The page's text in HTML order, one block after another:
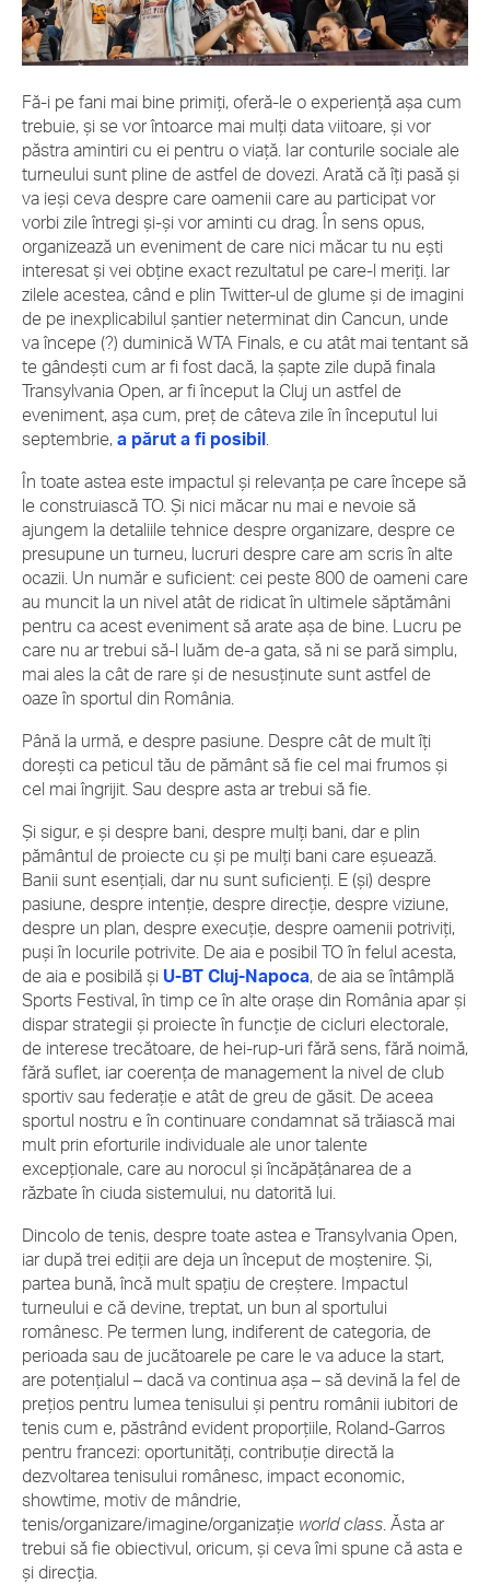
Fă-i pe fani mai bine primiți, oferă-le o experiență așa cum
trebuie, și se vor întoarce mai mulți data viitoare, și vor
păstra amintiri cu ei pentru o viață. Iar conturile sociale ale
turneului sunt pline de astfel de dovezi. Arată că îți pasă și
va ieși ceva despre care oamenii care au participat vor
vorbi zile întregi și-și vor aminti cu drag. În sens opus,
organizează un eveniment de care nici măcar tu nu ești
interesat și vei obține exact rezultatul pe care-l meriți. Iar
zilele acestea, când e plin Twitter-ul de glume și de imagini
de pe inexplicabilul șantier neterminat din Cancun, unde
va începe (?) duminică WTA Finals, e cu atât mai tentant să
te gândești cum ar fi fost dacă, la șapte zile după finala
Transylvania Open, ar fi început la Cluj un astfel de
eveniment, așa cum, preț de câteva zile în începutul lui
septembrie, a părut a fi posibil
În toate astea este impactul și relevanța pe care începe să
le construiască TO. Și nici măcar nu mai e nevoie să
ajungem la detaliile tehnice despre organizare, despre ce
presupune un turneu, lucruri despre care am scris în alte
ocazii. Un număr e suficient: cei peste 800 de oameni care
au muncit la un nivel atât de ridicat în ultimele săptămâni
pentru ca acest eveniment să arate așa de bine. Lucru pe
care nu ar trebui să-l luăm de-a gata, să ni se pară simplu,
mai ales la cât de rare și de nesusținute sunt astfel de
oaze în sportul din România.
Până la urmă, e despre pasiune. Despre cât de mult îți
dorești ca peticul tău de pământ să fie cel mai frumos și
cel mai îngrijit. Sau despre asta ar trebui să fie.
Și sigur, e și despre bani, despre mulți bani, dar e plin
pământul de proiecte cu și pe mulți bani care eșuează.
Banii sunt esențiali, dar nu sunt suficienți. E (și) despre
pasiune, despre intenție, despre direcție, despre viziune,
despre un plan, despre execuție, despre oamenii potriviți,
puși în locurile potrivite. De aia e posibil TO în felul acesta,
de aia e posibilă și U-BT Cluj-Napoca, de aia se întâmplă
Sports Festival, în timp ce în alte orașe din România apar și
dispar strategii și proiecte în funcție de cicluri electorale,
de interese trecătoare, de hei-rup-uri fără sens, fără noimă,
fără suflet, iar coerența de management la nivel de club
sportiv sau federație e atât de greu de găsit. De aceea
sportul nostru e în continuare condamnat să trăiască mai
mult prin eforturile individuale ale unor talente
excepționale, care au norocul și încăpățânarea de a
răzbate în ciuda sistemului, nu datorită lui.
Dincolo de tenis, despre toate astea e Transylvania Open,
iar după trei ediții are deja un început de moștenire. Și,
partea bună, încă mult spațiu de creștere. Impactul
turneului e că devine, treptat, un bun al sportului
românesc. Pe termen lung, indiferent de categoria, de
perioada sau de jucătoarele pe care le va aduce la start,
are potențialul – dacă va continua așa – să devină la fel de
prețios pentru lumea tenisului și pentru românii iubitori de
tenis cum e, păstrând evident proporțiile, Roland-Garros
pentru francezi: oportunități, contribuție directă la
dezvoltarea tenisului românesc, impact economic,
showtime, motiv de mândrie,
tenis/organizare/imagine/organizație world class . Ăsta ar
trebui să fie obiectivul, oricum, și ceva îmi spune că asta e
și direcția.